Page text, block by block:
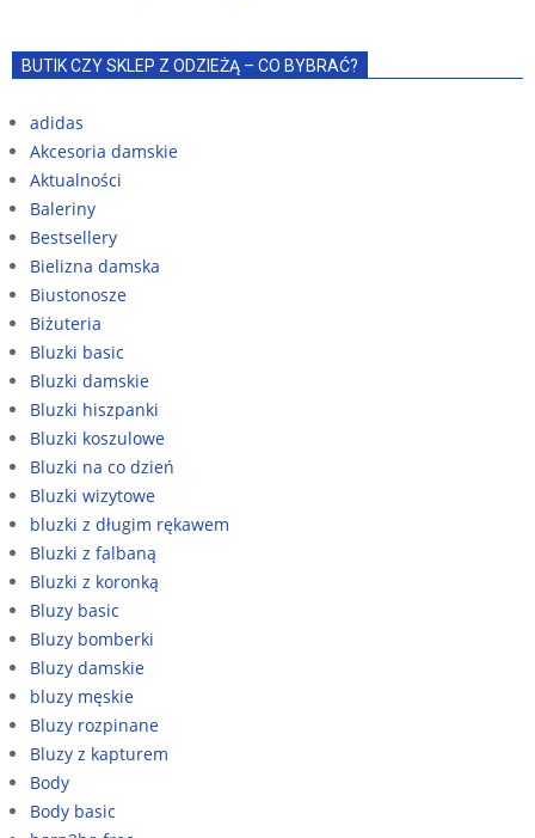
BUTIK CZY SKLEP Z ODZIEŻĄ – CO BYBRAĆ?
adidas
Akcesoria damskie
Aktualności
Baleriny
Bestsellery
Bielizna damska
Biustonosze
Biżuteria
Bluzki basic
Bluzki damskie
Bluzki hiszpanki
Bluzki koszulowe
Bluzki na co dzień
Bluzki wizytowe
bluzki z długim rękawem
Bluzki z falbaną
Bluzki z koronką
Bluzy basic
Bluzy bomberki
Bluzy damskie
bluzy męskie
Bluzy rozpinane
Bluzy z kapturem
Body
Body basic